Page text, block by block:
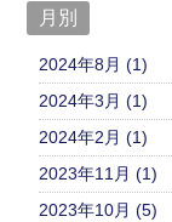
月別
2024年8月 (1)
2024年3月 (1)
2024年2月 (1)
2023年11月 (1)
2023年10月 (5)